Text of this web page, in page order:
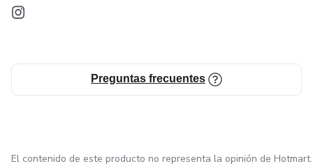
Preguntas frecuentes
El contenido de este producto no representa la opinión de Hotmart.